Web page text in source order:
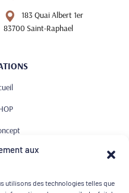
aux
utilisons des technologies telles que
183 Quai Albert 1er
83700 Saint-Raphael